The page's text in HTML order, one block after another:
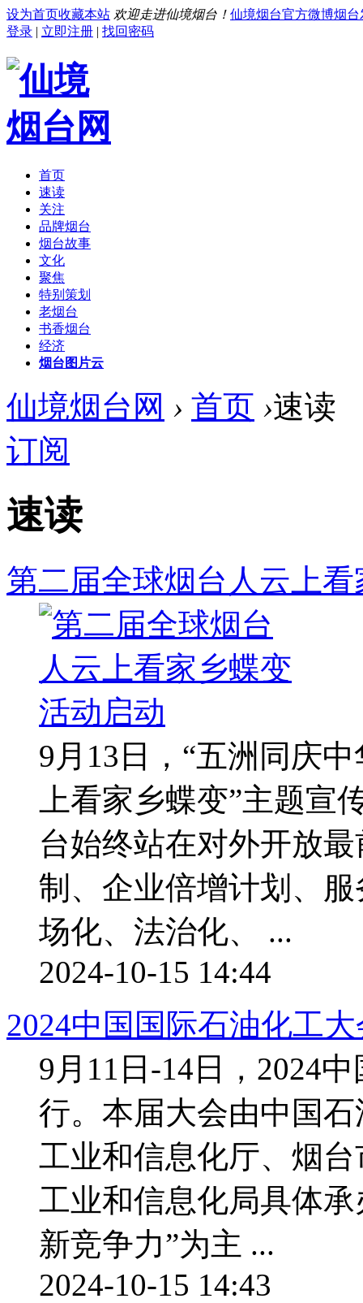
设为首页收藏本站 欢迎走进仙境烟台！ 仙境烟台官方微博烟台
登录 | 立即注册 | 找回密码
首页
速读
关注
品牌烟台
烟台故事
文化
聚焦
特别策划
老烟台
书香烟台
经济
烟台图片云
仙境烟台网 › 首页 ›速读
订阅
速读
第二届全球烟台人云上
9月13日，“五洲同庆
上看家乡蝶变”主题宣
台始终站在对外开放
制、企业倍增计划、
场化、法治化、 ...
2024-10-15 14:44
2024中国国际石油化工
9月11日-14日，2024
行。本届大会由中国
工业和信息化厅、烟
工业和信息化局具体
新竞争力”为主 ...
2024-10-15 14:43